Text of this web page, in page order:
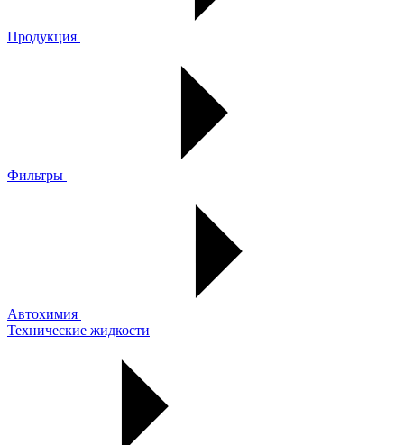
Продукция
Фильтры
Автохимия
Технические жидкости